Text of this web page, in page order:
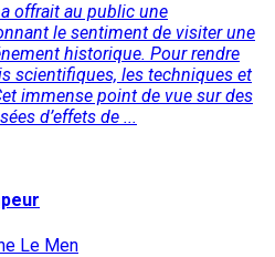
offrait au public une
le sentiment de visiter une
historique. Pour rendre
scientifiques, les techniques et
immense point de vue sur des
d’effets de ...
Le Men